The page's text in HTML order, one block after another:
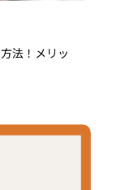
法！メリッ